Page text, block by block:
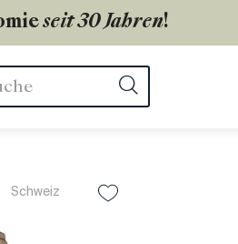
seit 30 Jahren!
Schweiz